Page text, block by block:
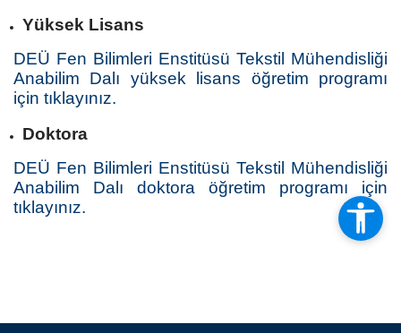
Yüksek Lisans
DEÜ Fen Bilimleri Enstitüsü Tekstil Mühendisliği
Anabilim Dalı yüksek lisans öğretim programı
için tıklayınız.
Doktora
DEÜ Fen Bilimleri Enstitüsü Tekstil Mühendisliği
Anabilim Dalı doktora öğretim programı için
tıklayınız.